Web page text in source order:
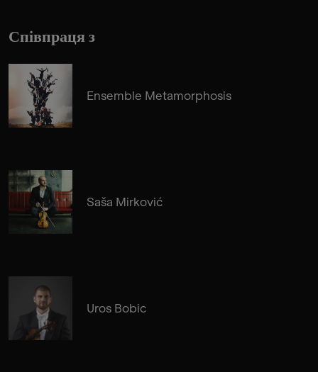
Співпраця з
Ensemble Metamorphosis
Saša Mirković
Uros Bobic